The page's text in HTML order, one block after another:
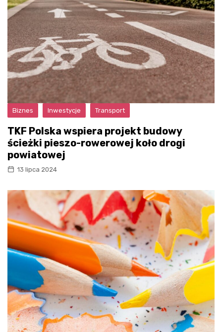
Biznes Inwestycje Transport
TKF Polska wspiera projekt budowy
ścieżki pieszo-rowerowej koło drogi
powiatowej
13 lipca 2024